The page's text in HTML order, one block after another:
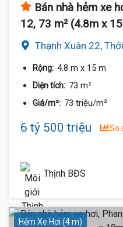
Bán nhà hẻm xe
12, 73 m² (4.8m x
Thạnh Xuân 22,
Rộng: 4.8 m x 15 m
Diện tích: 73 m²
Giá/m²: 73 triệu/m²
6 tỷ 500 triệu So
Thịnh BĐS
Hẻm Xe Hơi (4 m)